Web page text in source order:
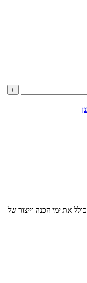
7 ימי עסקים לא כולל את ימי הכנה וייצור של